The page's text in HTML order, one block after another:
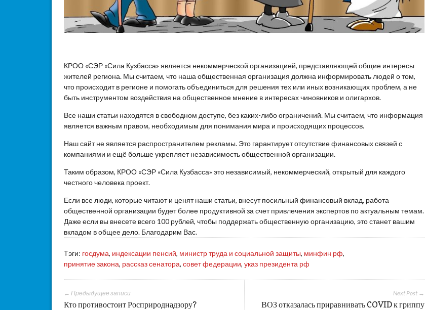
КРОО «СЭР «Сила Кузбасса» является некоммерческой организацией, представляющей общие интересы
жителей региона. Мы считаем, что наша общественная организация должна информировать людей о том,
что происходит в регионе и помогать объединиться для решения тех или иных возникающих проблем, а не
быть инструментом воздействия на общественное мнение в интересах чиновников и олигархов.
Все наши статьи находятся в свободном доступе, без каких-либо ограничений. Мы считаем, что информация
является важным правом, необходимым для понимания мира и происходящих процессов.
Наш сайт не является распространителем рекламы. Это гарантирует отсутствие финансовых связей с
компаниями и ещё больше укрепляет независимость общественной организации.
Таким образом, КРОО «СЭР «Сила Кузбасса» это независимый, некоммерческий, открытый для каждого
честного человека проект.
Если все люди, которые читают и ценят наши статьи, внесут посильный финансовый вклад, работа
общественной организации будет более продуктивной за счет привлечения экспертов по актуальным темам.
Даже если вы внесете всего 100 рублей, чтобы поддержать общественную организацию, это станет вашим
вкладом в общее дело. Благодарим Вас.
Тэги: госдума, индексации пенсий, министр труда и социальной защиты, минфин рф,
принятие закона, рассказ сенатора,совет федерации,указ президента рф
Next Post →
ВОЗ отказалась приравнивать COVID к гриппу
← Предыдущее записи
Кто противостоит Росприроднадзору?